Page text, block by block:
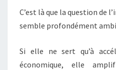
C’est là que la question de
semble profondément
Si elle ne sert qu’à
économique, elle